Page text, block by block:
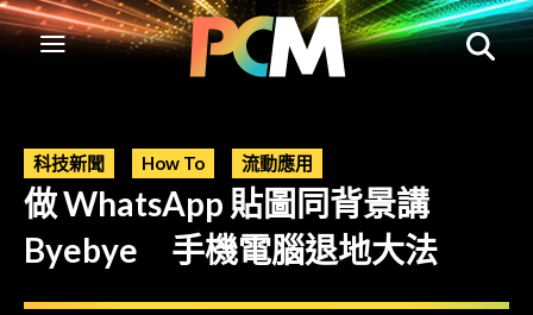
科技新聞 How To 流動應用
做 WhatsApp 貼圖同背景講
Byebye 手機電腦退地大法